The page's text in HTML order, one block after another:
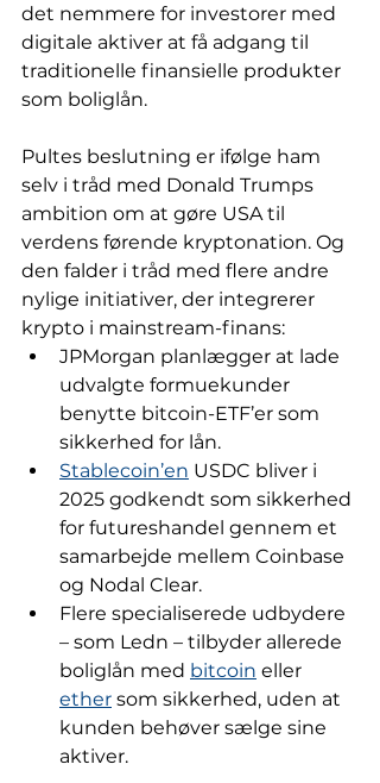
det nemmere for investorer med
digitale aktiver at få adgang til
traditionelle finansielle produkter
som boliglån.
Pultes beslutning er ifølge ham
selv i tråd med Donald Trumps
ambition om at gøre USA til
verdens førende kryptonation. Og
den falder i tråd med flere andre
nylige initiativer, der integrerer
krypto i mainstream-finans:
JPMorgan planlægger at lade
udvalgte formuekunder
benytte bitcoin-ETF’er som
sikkerhed for lån.
Stablecoin’en USDC bliver i
2025 godkendt som sikkerhed
for futureshandel gennem et
samarbejde mellem Coinbase
og Nodal Clear.
Flere specialiserede udbydere
– som Ledn – tilbyder allerede
boliglån med bitcoin eller
ether som sikkerhed, uden at
kunden behøver sælge sine
aktiver.